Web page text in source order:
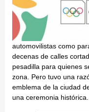
automovilistas como
decenas de calles
pesadilla para quienes
zona. Pero tuvo una
emblema de la ciudad
una ceremonia histórica.